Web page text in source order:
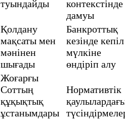
туындайды
контекстінде
дамуы
Қолдану
мақсаты мен
мәнінен
шығады
Банкроттық
кезінде кепіл
мүлкіне
өндіріп алу
Жоғарғы
Соттың
құқықтық
ұстанымдары
Нормативтік